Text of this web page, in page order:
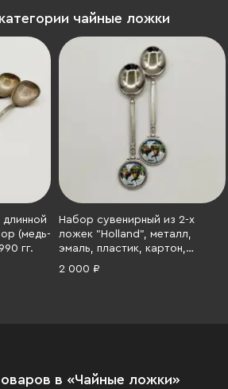
чайные ложки
(медь-
гг.
Набор сувенирный из 2-х
ложек "Holland", металл,
эмаль, пластик, картон,
Нидерланды, 1990-2015 гг.
2 000 ₽
в «Чайные ложки»